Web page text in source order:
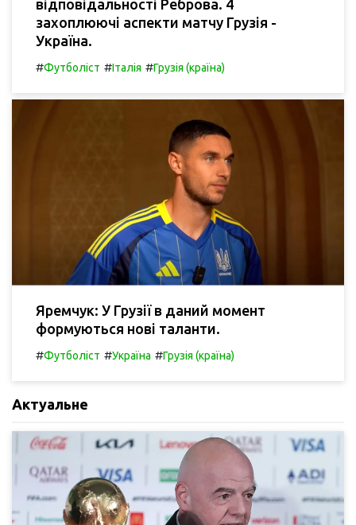
відповідальності Реброва. 4
захоплюючі аспекти матчу Грузія -
Україна.
#Футболіст #Італія #Грузія (країна)
Яремчук: У Грузії в даний момент
формуються нові таланти.
#Футболіст #Україна #Грузія (країна)
Актуальне